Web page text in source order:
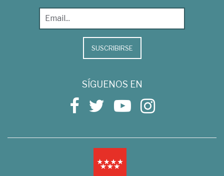
SUSCRIBIRSE
SÍGUENOS EN